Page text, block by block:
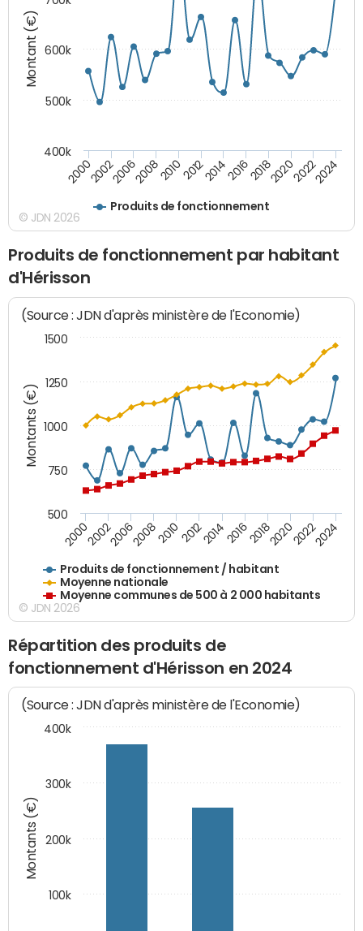
Montant (€)
Produits de fonctionnement
200020022006200820102012201420162018202020222024
400k
500k
600k
© JDN 2026
Produits de fonctionnement par habitant
d'Hérisson
Montants (€)
(Source : JDN d'après ministère de l'Economie)
Produits de fonctionnement / habitant
Moyenne nationale
Moyenne communes de 500 à 2 000 habitants
200020022006200820102012201420162018202020222024
500
750
1000
1250
1500
© JDN 2026
Répartition des produits de
fonctionnement d'Hérisson en 2024
Montants (€)
(Source : JDN d'après ministère de l'Economie)
100k
200k
300k
400k